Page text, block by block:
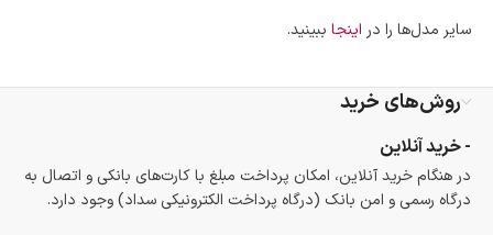
ضمانت اصالت کالا
گارانتی معتبر برای تمامی محصولات ارائه می‌شود.
سایر مدل‌ها را در اینجا ببینید.
روش‌های خرید
- خرید آنلاین
در هنگام خرید آنلاین، امکان پرداخت مبلغ با کارت‌های بانکی و اتصال به
درگاه رسمی و امن بانک (درگاه پرداخت الکترونیکی سداد) وجود دارد.